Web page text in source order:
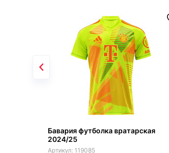
Бавария футболка вратарская
2024/25
119085